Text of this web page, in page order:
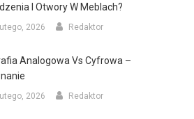
I Otwory W Meblach?
2026 Redaktor
Analogowa Vs Cyfrowa –
2026 Redaktor